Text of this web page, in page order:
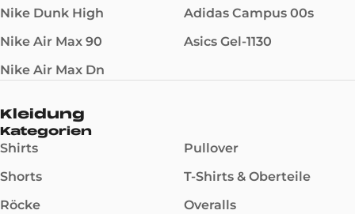
Nike Dunk High
Nike Air Max 90
Nike Air Max Dn
Adidas Campus 00s
Asics Gel-1130
Kleidung
Kategorien
Shirts
Shorts
Röcke
Pullover
T-Shirts & Oberteile
Overalls